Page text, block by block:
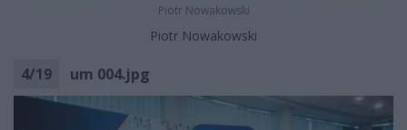
Piotr Nowakowski
Piotr Nowakowski
4/19 um 004.jpg